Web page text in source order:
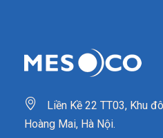
Liền Kề 22 TT03, Khu
Hoàng Mai, Hà Nội.